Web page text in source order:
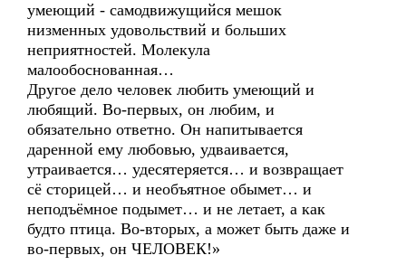
умеющий - самодвижущийся мешок
низменных удовольствий и больших
неприятностей. Молекула
малообоснованная…
Другое дело человек любить умеющий и
любящий. Во-первых, он любим, и
обязательно ответно. Он напитывается
даренной ему любовью, удваивается,
утраивается… удесятеряется… и возвращает
сё сторицей… и необъятное обымет… и
неподъёмное подымет… и не летает, а как
будто птица. Во-вторых, а может быть даже и
во-первых, он ЧЕЛОВЕК!»